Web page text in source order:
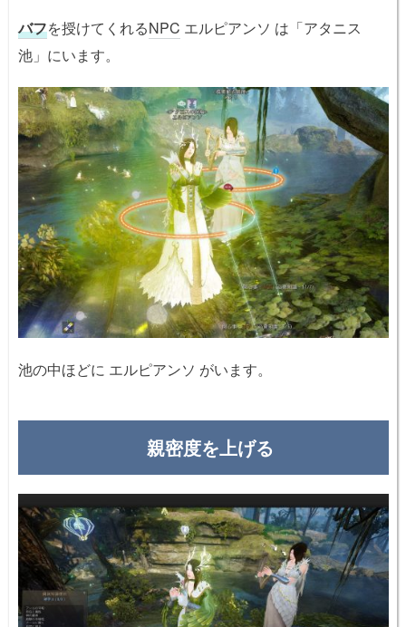
バフを授けてくれるNPC エルピアンソ は「アタニス
池」にいます。
池の中ほどに エルピアンソ がいます。
親密度を上げる